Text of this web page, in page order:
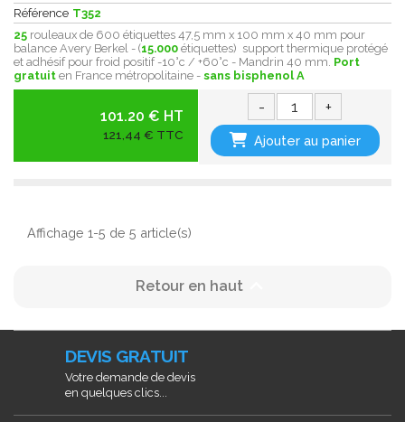
Référence T352
25 rouleaux de 600 étiquettes 47,5 mm x 100 mm x 40 mm pour
balance Avery Berkel - (15.000 étiquettes) support thermique protégé
et adhésif pour froid positif -10°c / +60°c - Mandrin 40 mm. Port
gratuit en France métropolitaine - sans bisphenol A
101.20 € HT
121,44 € TTC
- +
Ajouter au panier
Affichage 1-5 de 5 article(s)
Retour en haut
DEVIS GRATUIT
Votre demande de devis
en quelques clics...